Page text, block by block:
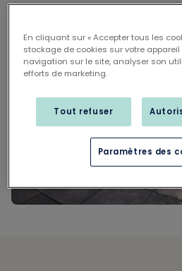
En cliquant sur « Accepter tous les
stockage de cookies sur votre
navigation sur le site, analyser son
efforts de marketing.
Tout refuser
Paramètres des